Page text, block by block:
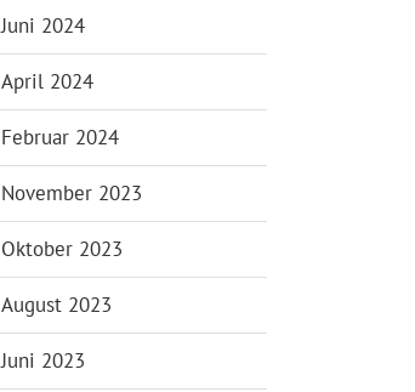
Juni 2024
April 2024
Februar 2024
November 2023
Oktober 2023
August 2023
Juni 2023